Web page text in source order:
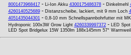
8001473968417- Li-Ion Akku 4300175486378- Dinkelmehl
4260140525689- Distanzscheibe, lackiert, mit 9 mm Loch
4051435044301- 0,8-10 mm Schnellspannbohrfutter mit
Hydroponic 100x3W Grow Light 4260339997372- LED
LED Spot Bridgelux 15W 1350lm 188x145mm 57°